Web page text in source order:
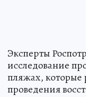
Эксперты
исследование
пляжах, которые
проведения